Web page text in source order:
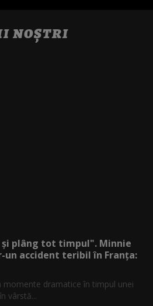
NOȘTRI
și plâng tot timpul". Minnie
accident teribil în Franța:
momente dramatice în timpul unei
vârstă...